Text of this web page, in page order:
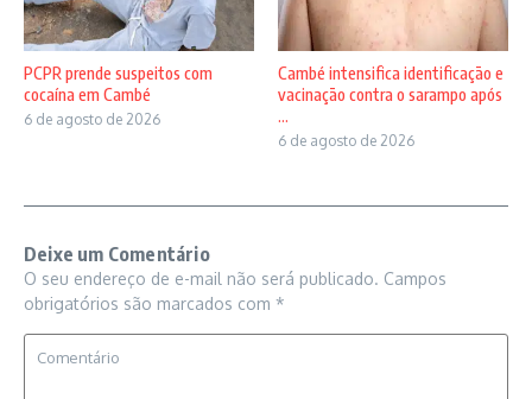
PCPR prende suspeitos com
cocaína em Cambé
6 de agosto de 2026
Cambé intensifica identificação e
vacinação contra o sarampo após
...
6 de agosto de 2026
Deixe um Comentário
O seu endereço de e-mail não será publicado. Campos
obrigatórios são marcados com *